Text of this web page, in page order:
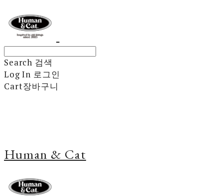
Search 검색
Log In 로그인
Cart장바구니
Human & Cat